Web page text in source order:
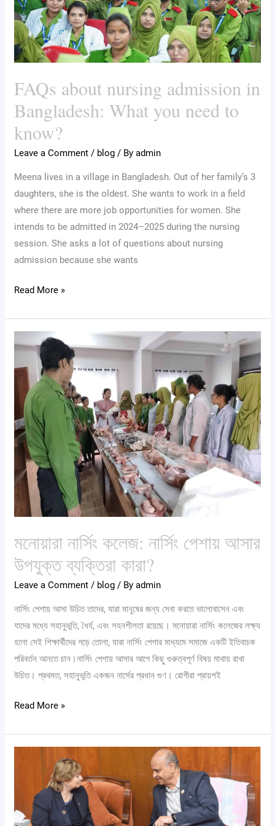
FAQs about nursing admission in
Bangladesh: What you need to
know?
Leave a Comment / blog / Byadmin
Meena lives in a village in Bangladesh. Out of her family’s 3
daughters, she is the oldest. She wants to work in a field
where there are more job opportunities for women. She
intends to be admitted in 2024–2025 during the nursing
session. She asks a lot of questions about nursing
admission because she wants
What
you
need
to
Read More »
মনোয়ারা নার্সিং কলেজ: নার্সিং পেশায় আসার
উপযুক্ত ব্যক্তিরা কারা?
Leave a Comment / blog / Byadmin
নার্সিং পেশায় আসা উচিত তাদের, যারা মানুষের জন্য সেবা করতে ভালোবাসেন এবং
যাদের মধ্যে সহানুভূতি, ধৈর্য, এবং সহনশীলতা রয়েছে। মনোয়ারা নার্সিং কলেজের লক্ষ্য
হলো সেই শিক্ষার্থীদের গড়ে তোলা, যারা নার্সিং পেশার মাধ্যমে সমাজে একটি ইতিবাচক
পরিবর্তন আনতে চান।নার্সিং পেশায় আসার আগে কিছু গুরুত্বপূর্ণ বিষয় মাথায় রাখা
উচিত। প্রথমত, সহানুভূতি একজন নার্সের প্রধান গুণ। রোগীরা প্রায়শই
কলেজ:
নার্সিং
পেশায়
আসার
উপযুক্ত
ব্যক্তিরা
কারা?
Read More »
nurse,